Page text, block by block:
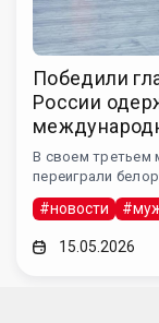
Победили
России
В своем третьем
переиграли
#новости
15.05.2026